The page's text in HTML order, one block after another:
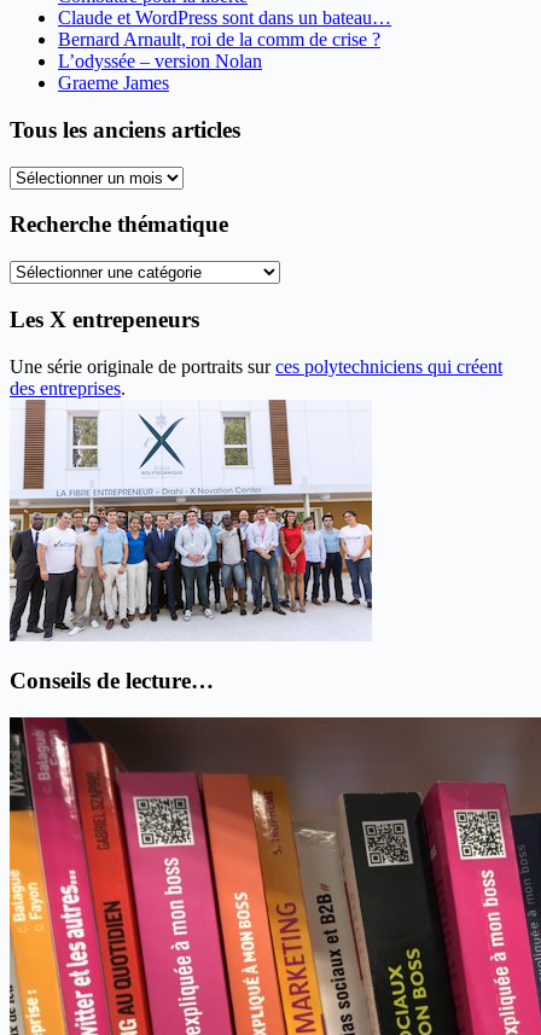
Claude et WordPress sont dans un bateau…
Bernard Arnault, roi de la comm de crise ?
L’odyssée – version Nolan
Graeme James
Tous les anciens articles
Tous
anciens
Recherche thématique
Recherche
Les X entrepeneurs
Une série originale de portraits surces polytechniciens qui créent
des entreprises.
Conseils de lecture…